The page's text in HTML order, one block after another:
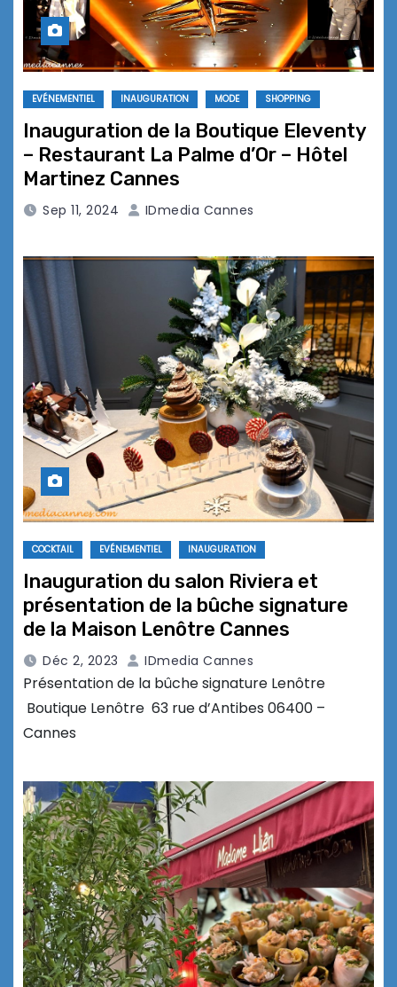
EVÉNEMENTIEL INAUGURATION MODE SHOPPING
Inauguration de la Boutique Eleventy
– Restaurant La Palme d’Or – Hôtel
Martinez Cannes
Sep 11, 2024 IDmedia Cannes
COCKTAIL EVÉNEMENTIEL INAUGURATION
Inauguration du salon Riviera et
présentation de la bûche signature
de la Maison Lenôtre Cannes
Déc 2, 2023 IDmedia Cannes
Présentation de la bûche signature Lenôtre
Boutique Lenôtre 63 rue d’Antibes 06400 –
Cannes